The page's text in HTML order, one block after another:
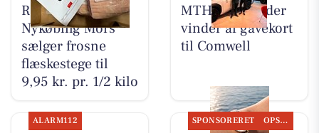
REMA 1000
Nykøbing Mors
sælger frosne
flæskestege til
9,95 kr. pr. 1/2 kilo
MTH Biler finder
vinder af gavekort
til Comwell
ALARM112 SPONSORERET OPSLAGSTAVLEN